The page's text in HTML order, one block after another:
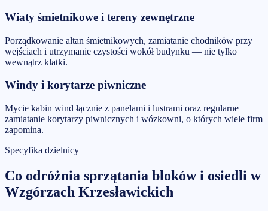
Wiaty śmietnikowe i tereny zewnętrzne
Porządkowanie altan śmietnikowych, zamiatanie chodników przy
wejściach i utrzymanie czystości wokół budynku — nie tylko
wewnątrz klatki.
Windy i korytarze piwniczne
Mycie kabin wind łącznie z panelami i lustrami oraz regularne
zamiatanie korytarzy piwnicznych i wózkowni, o których wiele firm
zapomina.
Specyfika dzielnicy
Co odróżnia sprzątania bloków i osiedli w
Wzgórzach Krzesławickich